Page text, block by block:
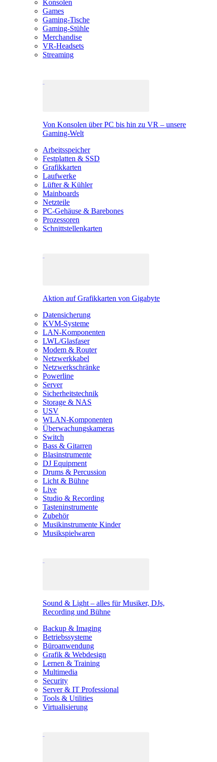
Konsolen
Games
Gaming-Tische
Gaming-Stühle
Merchandise
VR-Headsets
Streaming
Von Konsolen über PC bis hin zu VR – unsere
Gaming-Welt
Arbeitsspeicher
Festplatten & SSD
Grafikkarten
Laufwerke
Lüfter & Kühler
Mainboards
Netzteile
PC-Gehäuse & Barebones
Prozessoren
Schnittstellenkarten
Aktion auf Grafikkarten von Gigabyte
Datensicherung
KVM-Systeme
LAN-Komponenten
LWL/Glasfaser
Modem & Router
Netzwerkkabel
Netzwerkschränke
Powerline
Server
Sicherheitstechnik
Storage & NAS
USV
WLAN-Komponenten
Überwachungskameras
Switch
Bass & Gitarren
Blasinstrumente
DJ Equipment
Drums & Percussion
Licht & Bühne
Live
Studio & Recording
Tasteninstrumente
Zubehör
Musikinstrumente Kinder
Musikspielwaren
Sound & Light – alles für Musiker, DJs,
Recording und Bühne
Backup & Imaging
Betriebssysteme
Büroanwendung
Grafik & Webdesign
Lernen & Training
Multimedia
Security
Server & IT Professional
Tools & Utilities
Virtualisierung